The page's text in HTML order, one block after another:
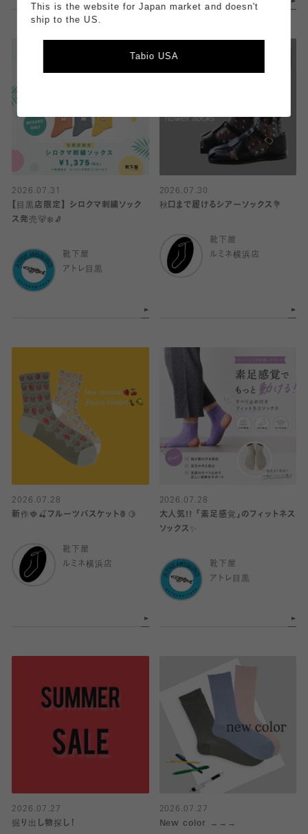
2026.07.31
【目黒店限定】 シロクマ刺繍ソック
ス発売🐻‍❄️🧦
靴下屋
アトレ目黒
2026.07.30
秋口まで履けるシアーソックス💐
靴下屋
ルミネ横浜店
2026.07.28
新作🍓🍒フルーツバスケット🍍🍋
靴下屋
ルミネ横浜店
2026.07.28
大人気!! 「素足感覚」のフィットネス
ソックス✨️
靴下屋
アトレ目黒
2026.07.27
掘り出し物探し！
2026.07.27
New color →→→
This is the website for Japan market and doesn't
ship to the US.
Tabio USA